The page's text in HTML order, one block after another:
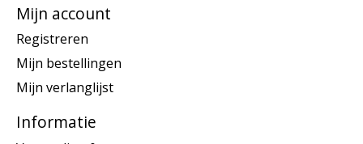
Mijn account
Registreren
Mijn bestellingen
Mijn verlanglijst
Informatie